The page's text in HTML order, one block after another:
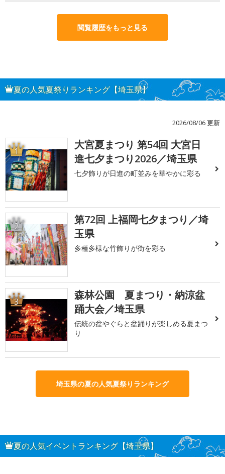
閲覧履歴をもっと見る
夏の人気夏祭りランキング【埼玉県】
2026/08/06 更新
1
大宮夏まつり 第54回 大宮日
進七夕まつり2026／埼玉県
七夕飾りが日進の町並みを華やかに彩る
2
第72回 上福岡七夕まつり／埼
玉県
多種多様な竹飾りが街を彩る
3
森林公園 夏まつり・納涼盆
踊大会／埼玉県
伝統の盆やぐらと盆踊りが楽しめる夏まつ
り
埼玉県の夏の人気夏祭りランキング
夏の人気イベントランキング【埼玉県】